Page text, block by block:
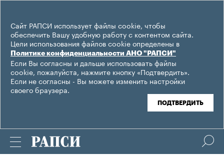
Сайт РАПСИ использует файлы cookie, чтобы
обеспечить Вашу удобную работу с контентом сайта.
Цели использования файлов cookie определены в
Политике конфиденциальности АНО "РАПСИ"
Если Вы согласны и дальше использовать файлы
cookie, пожалуйста, нажмите кнопку «Подтвердить».
Если не согласны - Вы можете изменить настройки
своего браузера.
ПОДТВЕРДИТЬ